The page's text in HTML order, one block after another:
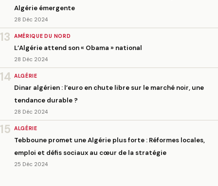
Algérie émergente
28 Déc 2024
13 AMÉRIQUE DU NORD
L’Algérie attend son « Obama » national
28 Déc 2024
14 ALGÉRIE
Dinar algérien : l’euro en chute libre sur le marché noir, une
tendance durable ?
28 Déc 2024
15 ALGÉRIE
Tebboune promet une Algérie plus forte : Réformes locales,
emploi et défis sociaux au cœur de la stratégie
25 Déc 2024